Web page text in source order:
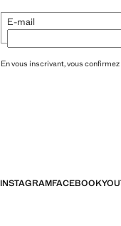
E-mail
En vous inscrivant, vous
INSTAGRAMFACEBOOK